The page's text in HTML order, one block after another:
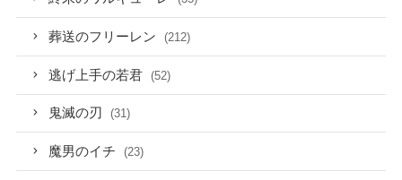
葬送のフリーレン (212)
逃げ上手の若君 (52)
鬼滅の刃 (31)
魔男のイチ (23)